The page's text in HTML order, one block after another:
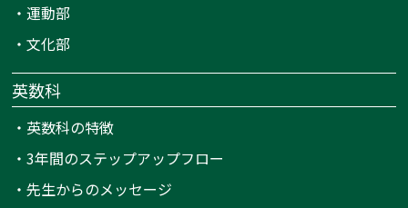
・運動部
・文化部
英数科
・ 英数科の特徴
・3年間のステップアップフロー
・先生からのメッセージ